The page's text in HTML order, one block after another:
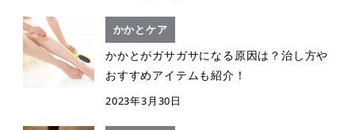
かかとケア
かかとがガサガサになる原因は？治し方や
おすすめアイテムも紹介！
2023年3月30日